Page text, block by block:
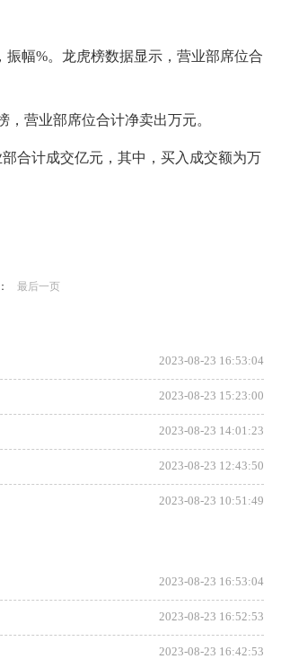
幅%。龙虎榜数据显示，营业部席位合
营业部席位合计净卖出万元。
合计成交亿元，其中，买入成交额为万
最后一页
2023-08-23 16:53:04
2023-08-23 15:23:00
2023-08-23 14:01:23
2023-08-23 12:43:50
2023-08-23 10:51:49
2023-08-23 16:53:04
2023-08-23 16:52:53
2023-08-23 16:42:53